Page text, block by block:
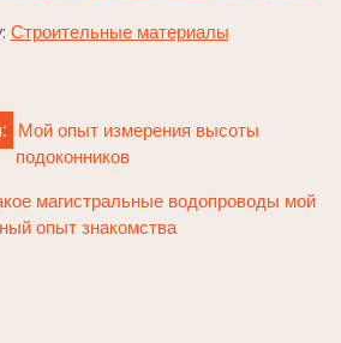
Строительные материалы
Мой опыт измерения высоты
подоконников
магистральные водопроводы мой
опыт знакомства